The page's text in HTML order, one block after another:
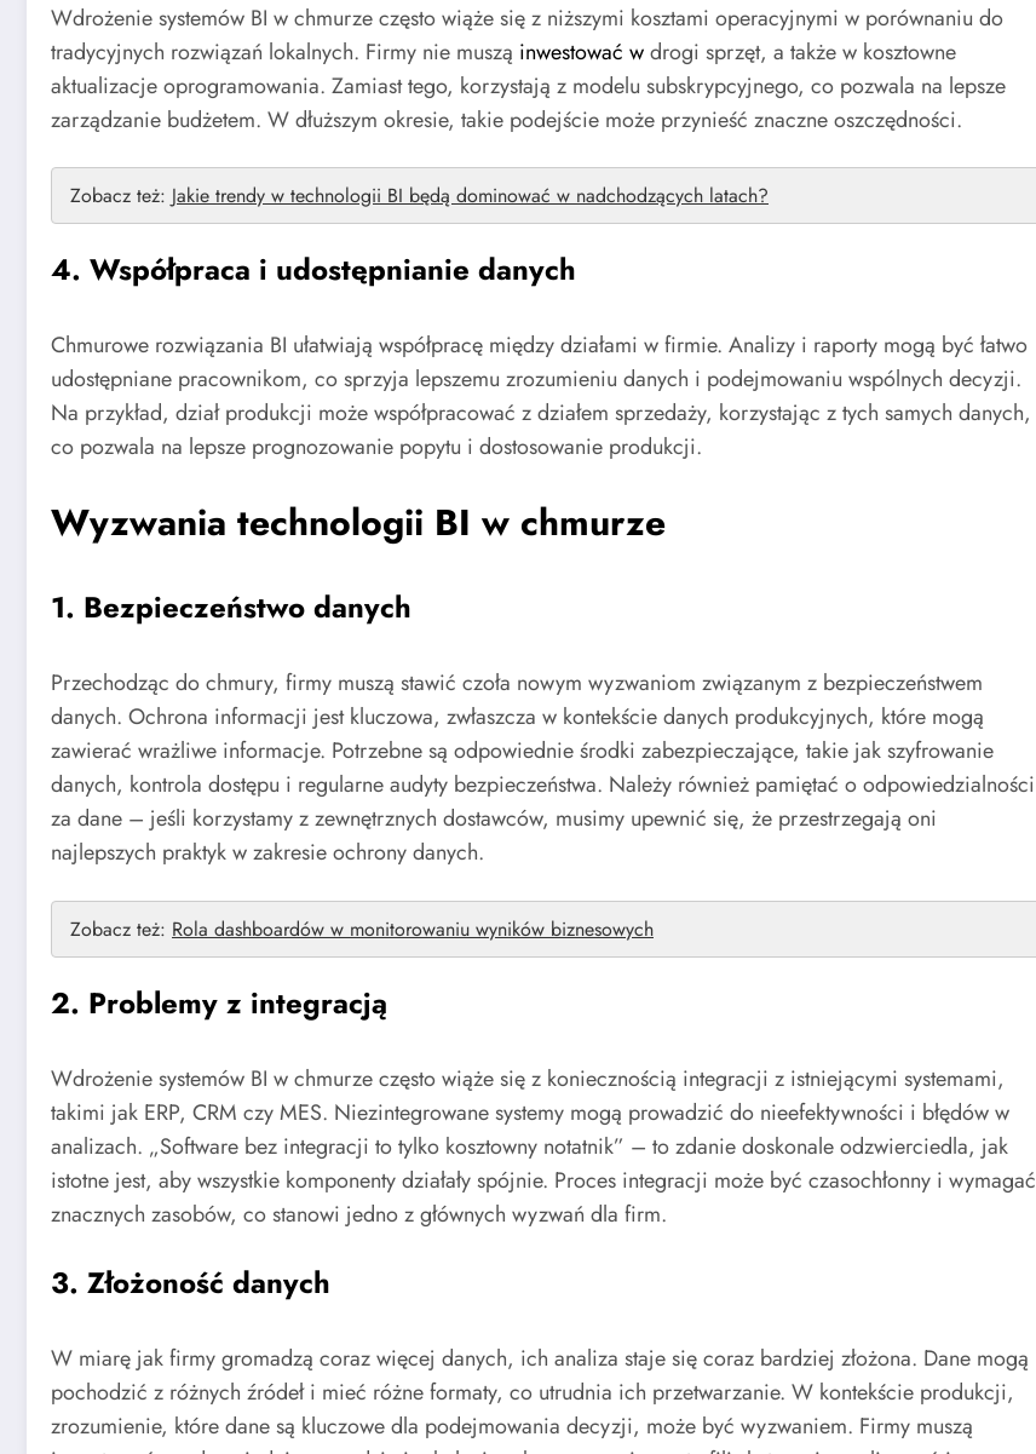
Wdrożenie systemów BI w chmurze często wiąże się z niższymi kosztami operacyjnymi w porównaniu do
tradycyjnych rozwiązań lokalnych. Firmy nie muszą inwestować wdrogi sprzęt, a także w kosztowne
aktualizacje oprogramowania. Zamiast tego, korzystają z modelu subskrypcyjnego, co pozwala na lepsze
zarządzanie budżetem. W dłuższym okresie, takie podejście może przynieść znaczne oszczędności.
Zobacz też: Jakie trendy w technologii BI będą dominować w nadchodzących latach?
4. Współpraca i udostępnianie danych
Chmurowe rozwiązania BI ułatwiają współpracę między działami w firmie. Analizy i raporty mogą być łatwo
udostępniane pracownikom, co sprzyja lepszemu zrozumieniu danych i podejmowaniu wspólnych decyzji.
Na przykład, dział produkcji może współpracować z działem sprzedaży, korzystając z tych samych danych,
co pozwala na lepsze prognozowanie popytu i dostosowanie produkcji.
Wyzwania technologii BI w chmurze
1. Bezpieczeństwo danych
Przechodząc do chmury, firmy muszą stawić czoła nowym wyzwaniom związanym z bezpieczeństwem
danych. Ochrona informacji jest kluczowa, zwłaszcza w kontekście danych produkcyjnych, które mogą
zawierać wrażliwe informacje. Potrzebne są odpowiednie środki zabezpieczające, takie jak szyfrowanie
danych, kontrola dostępu i regularne audyty bezpieczeństwa. Należy również pamiętać o odpowiedzialności
za dane – jeśli korzystamy z zewnętrznych dostawców, musimy upewnić się, że przestrzegają oni
najlepszych praktyk w zakresie ochrony danych.
Zobacz też: Rola dashboardów w monitorowaniu wyników biznesowych
2. Problemy z integracją
Wdrożenie systemów BI w chmurze często wiąże się z koniecznością integracji z istniejącymi systemami,
takimi jak ERP, CRM czy MES. Niezintegrowane systemy mogą prowadzić do nieefektywności i błędów w
analizach. „Software bez integracji to tylko kosztowny notatnik” – to zdanie doskonale odzwierciedla, jak
istotne jest, aby wszystkie komponenty działały spójnie. Proces integracji może być czasochłonny i wymagać
znacznych zasobów, co stanowi jedno z głównych wyzwań dla firm.
3. Złożoność danych
W miarę jak firmy gromadzą coraz więcej danych, ich analiza staje się coraz bardziej złożona. Dane mogą
pochodzić z różnych źródeł i mieć różne formaty, co utrudnia ich przetwarzanie. W kontekście produkcji,
zrozumienie, które dane są kluczowe dla podejmowania decyzji, może być wyzwaniem. Firmy muszą